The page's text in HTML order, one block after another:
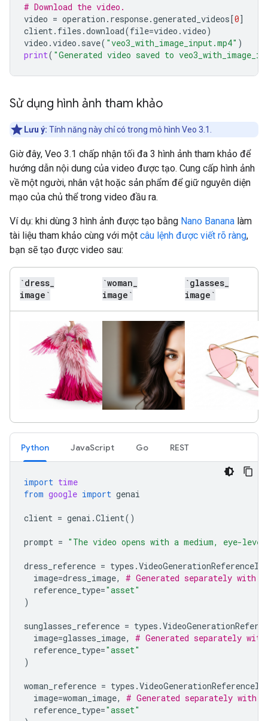
# Download the video.
video = operation . response.generated_videos[0]
client. files .download(file=video .video)
video .video . save( "veo3_with_image_input.mp4" )
print( "Generated video saved to
Sử dụng hình ảnh tham khảo
Lưu ý: Tính năng này chỉ có trong mô hình Veo 3.1.
Giờ đây, Veo 3.1 chấp nhận tối đa 3 hình ảnh tham khảo để
hướng dẫn nội dung của video được tạo. Cung cấp hình ảnh
về một người, nhân vật hoặc sản phẩm để giữ nguyên diện
mạo của chủ thể trong video đầu ra.
Ví dụ: khi dùng 3 hình ảnh được tạo bằng Nano Banana làm
tài liệu tham khảo cùng với một câu lệnh được viết rõ ràng,
bạn sẽ tạo được video sau:
`dress
image`
`woman
image`
`glasses
image`
Python JavaScript Go REST
import time
from google import genai
client = genai .Client()
prompt = "The video opens with a medium, eye-
dress_reference = types .
image=dress_image,
# Generated separately with
reference_type="asset"
)
sunglasses_reference = types .
image=glasses_image,
# Generated separately with
reference_type="asset"
)
woman_reference = types .
image=woman_image,
# Generated separately with
reference_type="asset"